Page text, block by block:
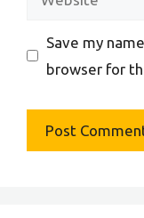
Save my
browser for